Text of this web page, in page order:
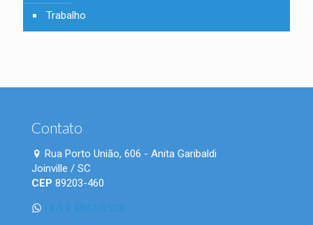
Trabalho
Contato
Rua Porto União, 606 - Anita Garibaldi
Joinville / SC
CEP 89203-460
(47) 9 8847-9520